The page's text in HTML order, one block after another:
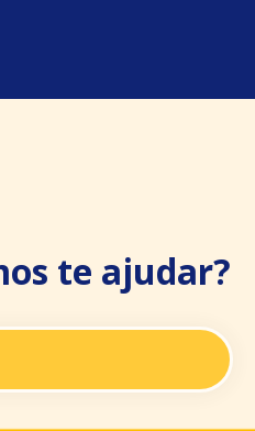
te ajudar?
o campo de pesquisa está